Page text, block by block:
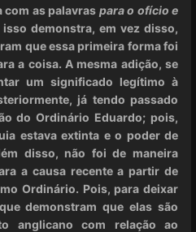
com as palavras para o ofício e
isso demonstra, em vez disso,
que essa primeira forma foi
a coisa. A mesma adição, se
um significado legítimo à
já tendo passado
do Ordinário Eduardo; pois,
estava extinta e o poder de
disso, não foi de maneira
a causa recente a partir de
Ordinário. Pois, para deixar
demonstram que elas são
anglicano com relação ao